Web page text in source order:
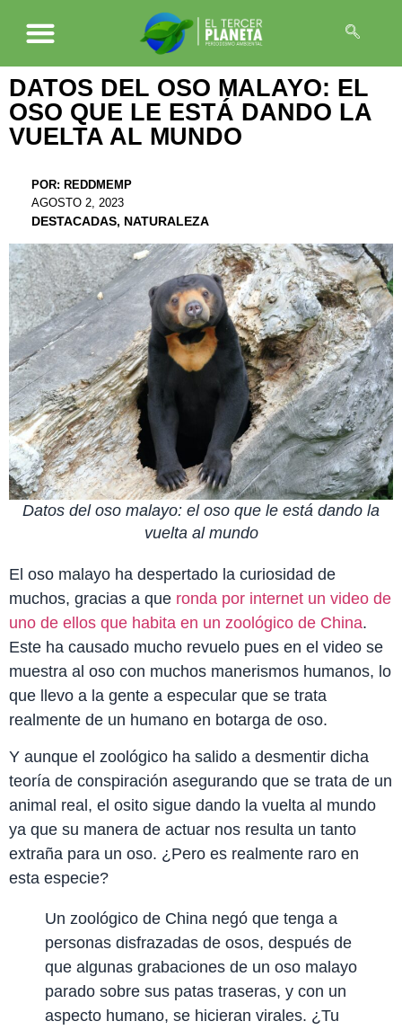
DATOS DEL OSO MALAYO: EL
OSO QUE LE ESTÁ DANDO LA
VUELTA AL MUNDO
POR: REDDMEMP
AGOSTO 2, 2023
DESTACADAS, NATURALEZA
Datos del oso malayo: el oso que le está dando la
vuelta al mundo
El oso malayo ha despertado la curiosidad de
muchos, gracias a que ronda por internet un video de
uno de ellos que habita en un zoológico de China.
Este ha causado mucho revuelo pues en el video se
muestra al oso con muchos manerismos humanos, lo
que llevo a la gente a especular que se trata
realmente de un humano en botarga de oso.
Y aunque el zoológico ha salido a desmentir dicha
teoría de conspiración asegurando que se trata de un
animal real, el osito sigue dando la vuelta al mundo
ya que su manera de actuar nos resulta un tanto
extraña para un oso. ¿Pero es realmente raro en
esta especie?
Un zoológico de China negó que tenga a
personas disfrazadas de osos, después de
que algunas grabaciones de un oso malayo
parado sobre sus patas traseras, y con un
aspecto humano, se hicieran virales. ¿Tu